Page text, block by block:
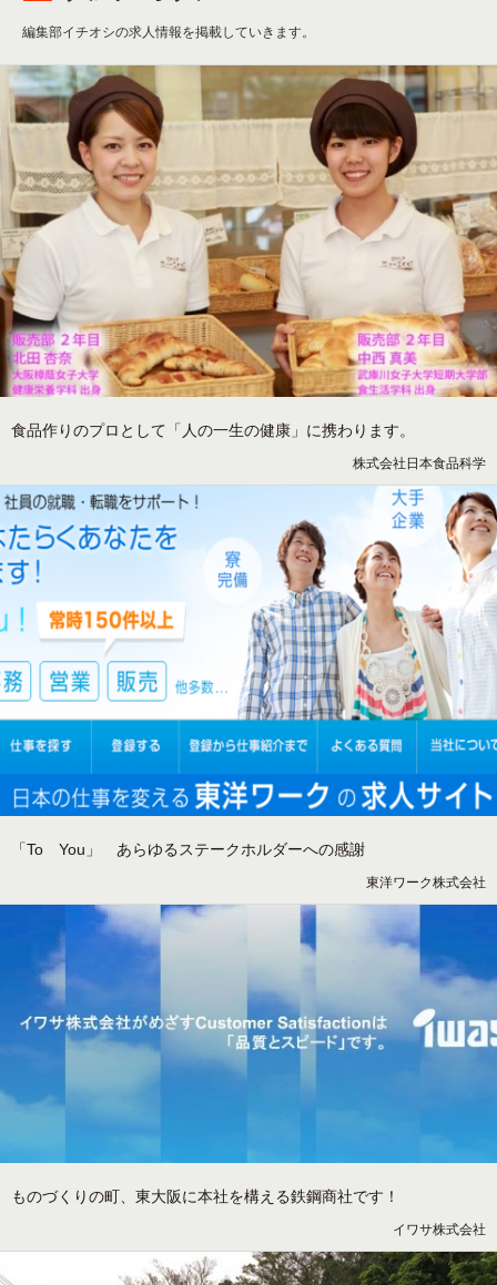
編集部イチオシの求人情報を掲載していきます。
食品作りのプロとして「人の一生の健康」に携わります。
株式会社日本食品科学
「To You」 あらゆるステークホルダーへの感謝
東洋ワーク株式会社
ものづくりの町、東大阪に本社を構える鉄鋼商社です！
イワサ株式会社